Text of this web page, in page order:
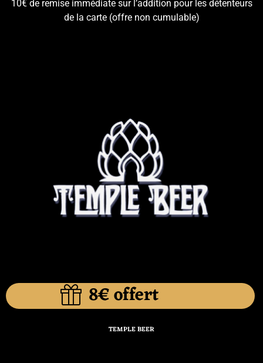
10€ de remise immédiate sur l’addition pour les détenteurs
de la carte (offre non cumulable)
8€ offert
TEMPLE BEER